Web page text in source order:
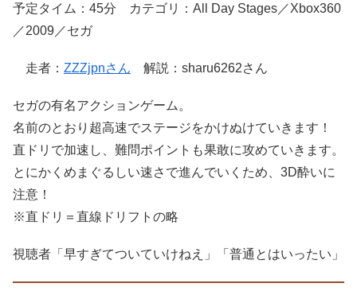
予定タイム：45分 カテゴリ：All Day Stages／Xbox360
／2009／セガ
走者： ZZZjpnさん 解説：sharu6262さん
セガの有名アクションゲーム。
名前のとおり超高速でステージをかけぬけていきます！
直ドリで加速し、難問ポイントも果敢に攻めていきます。
とにかくめまぐるしい速さで進んでいくため、3D酔いに
注意！
※直ドリ＝直線ドリフトの略
視聴者「早すぎてついていけねえ」「普通とはいったい」